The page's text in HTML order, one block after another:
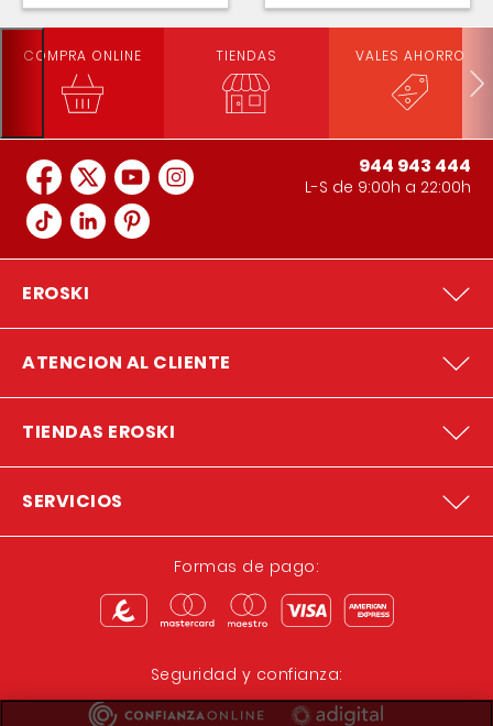
COMPRA ONLINE TIENDAS VALES AHORRO
944 943 444
L-S de 9:00h a 22:00h
EROSKI
ATENCION AL CLIENTE
TIENDAS EROSKI
SERVICIOS
Formas de pago:
Seguridad y confianza: